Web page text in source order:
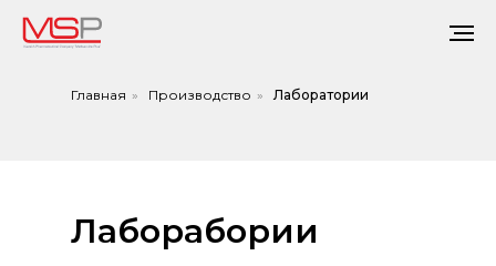
Главная » Производство » Лаборатории
Лаборабории